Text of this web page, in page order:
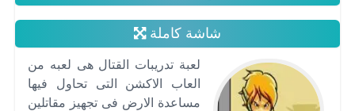
شاشة كاملة
لعبة تدريبات القتال هى لعبه من
العاب الاكشن التى تحاول فيها
مساعدة الارض فى تجهيز مقاتلين